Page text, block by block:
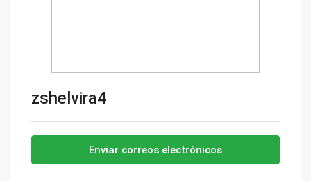
zshelvira4
Enviar correos electrónicos